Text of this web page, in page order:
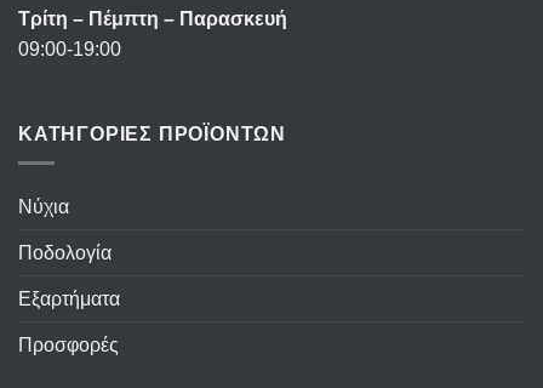
Τρίτη – Πέμπτη – Παρασκευή
09:00-19:00
ΚΑΤΗΓΟΡΙΕΣ ΠΡΟΪΟΝΤΩΝ
Νύχια
Ποδολογία
Εξαρτήματα
Προσφορές